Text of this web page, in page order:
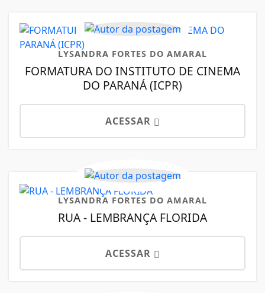
LYSANDRA FORTES DO AMARAL
FORMATURA DO INSTITUTO DE CINEMA
DO PARANÁ (ICPR)
ACESSAR
LYSANDRA FORTES DO AMARAL
RUA - LEMBRANÇA FLORIDA
ACESSAR